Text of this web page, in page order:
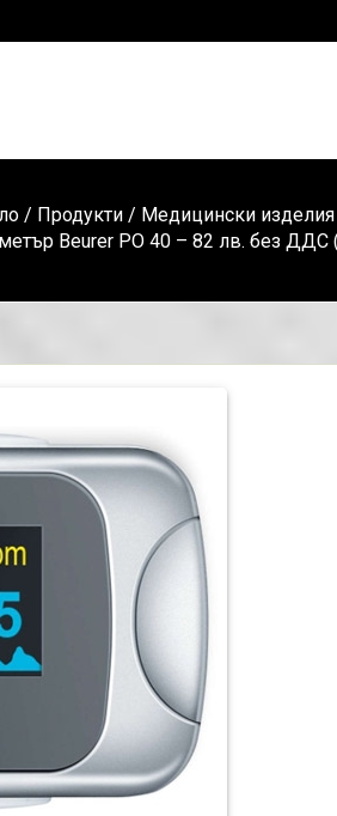
/ Продукти / Медицински изделия
Beurer PO 40 – 82 лв. без